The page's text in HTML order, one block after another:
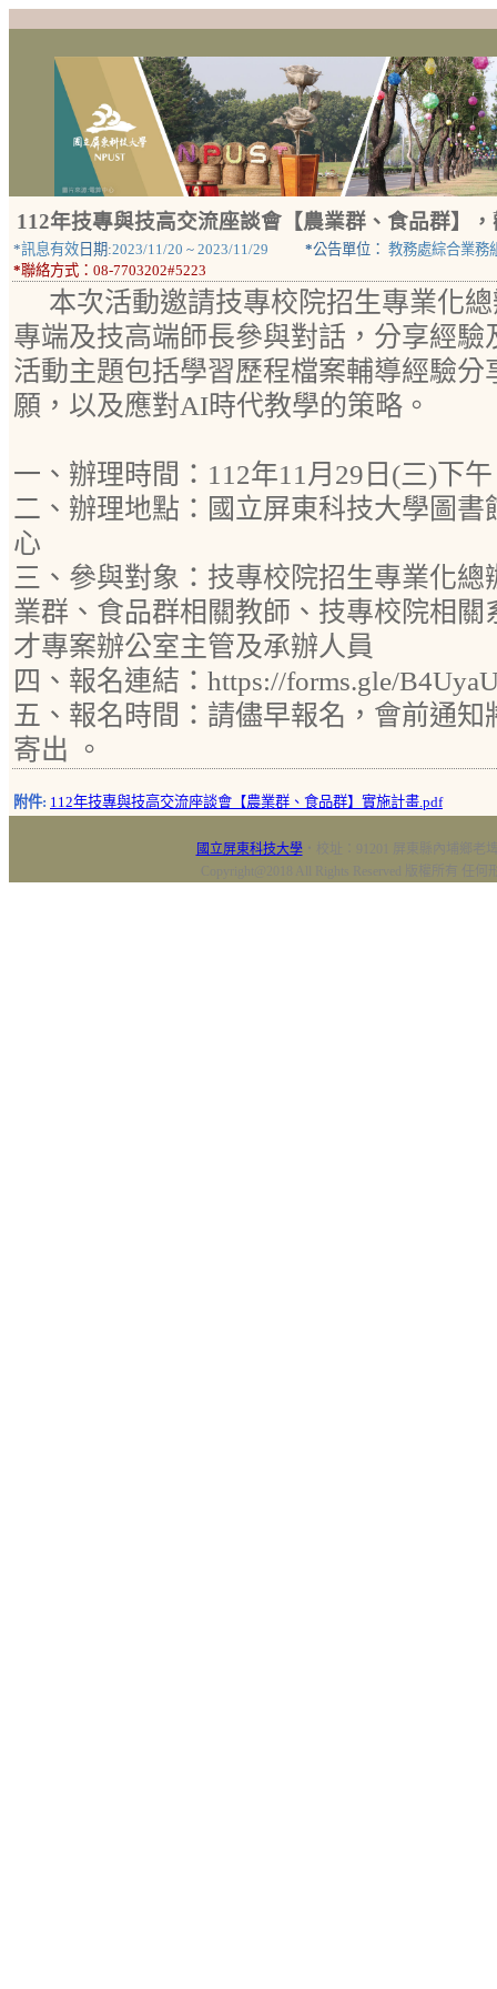
112年技專與技高交流座談會【農業群、食品群】
*訊息有效 日期:2023/11/20 ~ 2023/11/29 *公告單位： 教務處綜合業務
*聯絡方式： 08-7703202#5223
本次活動邀請技專校院招生專業化
專端及技高端師長參與對話，分享經
活動主題包括學習歷程檔案輔導經驗分
願，以及應對AI時代教學的策略。
一、辦理時間：112年11月29日(三)下
二、辦理地點：國立屏東科技大學圖書
心
三、參與對象：技專校院招生專業化
業群、食品群相關教師、技專校院相
才專案辦公室主管及承辦人員
四、報名連結：https://forms.gle/
五、報名時間：請儘早報名，會前通知
寄出 。
附件: 112年技專與技高交流座談會【農業群、食品群】實施計畫.pdf
國立屏東科技大學‧校址：91201 屏東縣內埔鄉老